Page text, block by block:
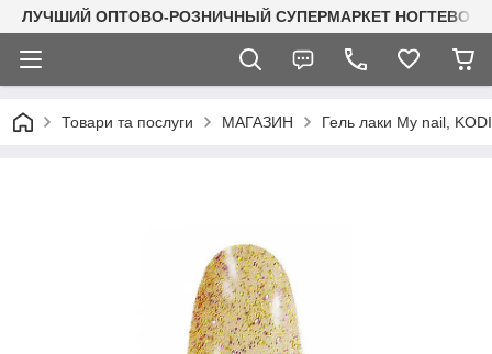
ЛУЧШИЙ ОПТОВО-РОЗНИЧНЫЙ СУПЕРМАРКЕТ
Товари та послуги МАГАЗИН Гель лаки My nail,